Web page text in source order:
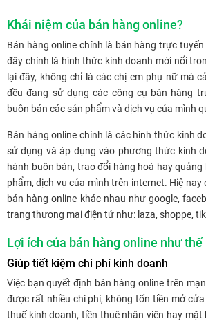
Khái niệm của bán hàng online?
Bán hàng online chính là bán hàng trực
đây chính là hình thức kinh doanh mới nổi
lại đây, không chỉ là các chị em phụ nữ mà
đều đang sử dụng các công cụ bán hàng
buôn bán các sản phẩm và dịch vụ của mình
Bán hàng online chính là các hình thức kinh
sử dụng và áp dụng vào phương thức kinh
hành buôn bán, trao đổi hàng hoá hay
phẩm, dịch vụ của mình trên internet. Hiệ nay
bán hàng online khác nhau như google,
trang thương mại điện tử như: laza, shoppe,
Lợi ích của bán hàng online như thế
Giúp tiết kiệm chi phí kinh doanh
Việc bạn quyết định bán hàng online trên
được rất nhiều chi phí, không tốn tiền mở
thuế kinh doanh, tiền thuê nhân viên hay